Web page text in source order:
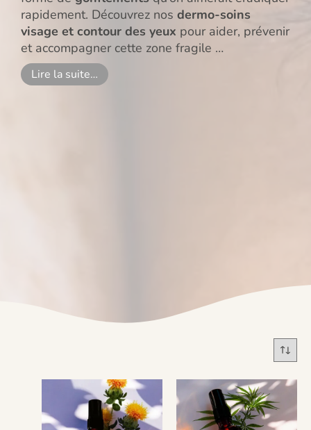
rapidement. Découvrez nos dermo-soins
visage et contour des yeux pour aider, prévenir
et accompagner cette zone fragile …
Lire la suite…